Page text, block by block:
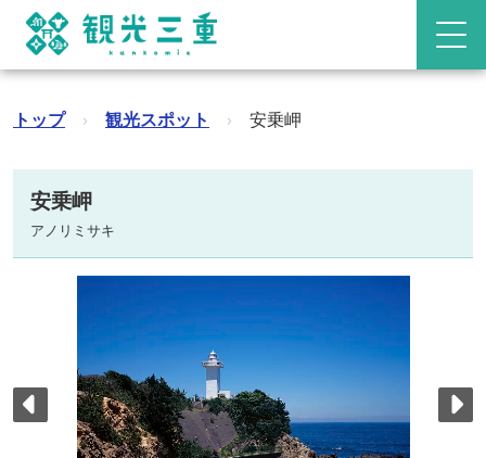
トップ › 観光スポット › 安乗岬
安乗岬
アノリミサキ